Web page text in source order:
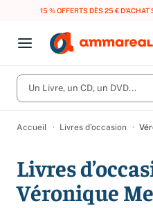
15 % OFFERTS DÈS 25 €
Open menu
Fermer le menu
CD d'occasion
DVD d'occasion
Partitions
Un Livre, un CD, un DVD...
Accueil Livres d’occasion
Livres
Véronique